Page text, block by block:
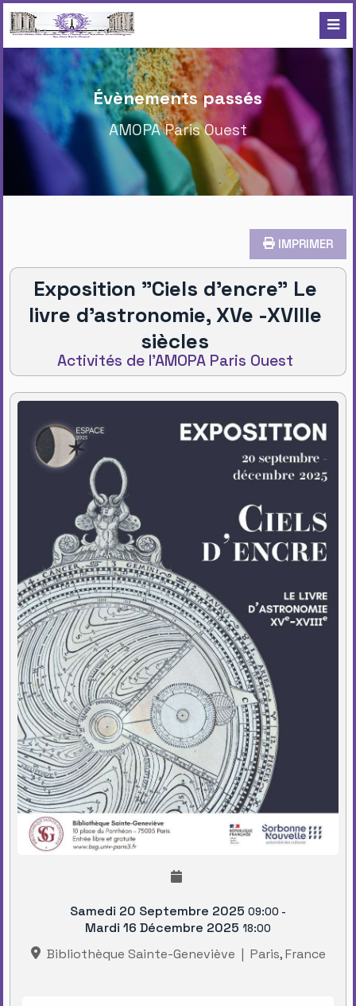
Évènements passés
AMOPA Paris Ouest
IMPRIMER
Exposition "Ciels d'encre" Le
livre d’astronomie, XVe -XVIIIe
siècles
Activités de l'AMOPA Paris Ouest
Samedi 20 Septembre 2025 09:00 -
Mardi 16 Décembre 2025 18:00
Bibliothèque Sainte-Geneviève | Paris, France